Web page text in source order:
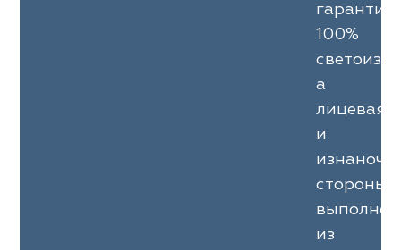
100%
а
лицевая
и
стороны
из